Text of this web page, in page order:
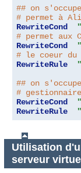
## on
# permet à
RewriteCond
# permet aux
RewriteCond
# le coeur du
RewriteRule
## on
# gestionnaire
RewriteCond
RewriteRule
Utilisation
serveur